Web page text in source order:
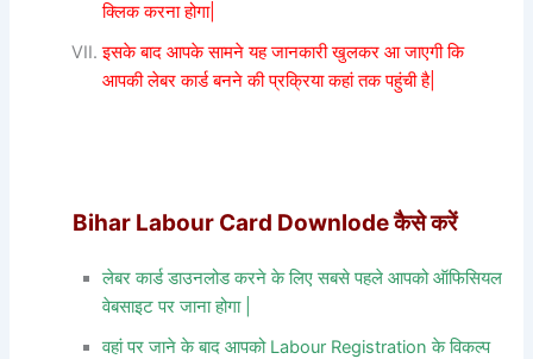
क्लिक करना होगा|
इसके बाद आपके सामने यह जानकारी खुलकर आ जाएगी कि
आपकी लेबर कार्ड बनने की प्रक्रिया कहां तक पहुंची है|
Bihar Labour Card Downlodeकैसे करें
लेबर कार्ड डाउनलोड करने के लिए सबसे पहले आपको ऑफिसियल
वेबसाइट पर जाना होगा |
वहां पर जाने के बाद आपको Labour Registration के विकल्प